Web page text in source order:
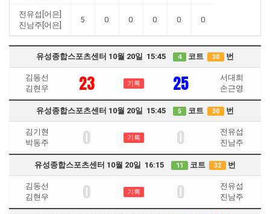
전유섭[어은]
진남주[어은]
5 0 0 0 0 0
유성종합스포츠센터 10월 20일 15:45 4 코트 30 번
김동선
김현우
23 기록 25
서대희
손근영
유성종합스포츠센터 10월 20일 15:45 5 코트 30 번
김기현
박동주
0 기록 0
전유섭
진남주
유성종합스포츠센터 10월 20일 16:15 11 코트 32 번
김동선
김현우
0 기록 0
전유섭
진남주